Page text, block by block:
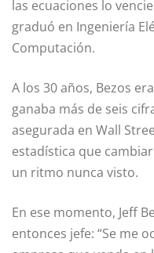
las ecuaciones lo
graduó en Ingeniería
Computación.
A los 30 años, Bezos
ganaba más de seis
asegurada en Wall
estadística que
un ritmo nunca visto.
En ese momento, Jeff
entonces jefe: “Se me